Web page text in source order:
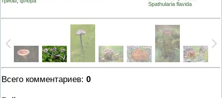
Spathularia flavida
Всего комментариев: 0